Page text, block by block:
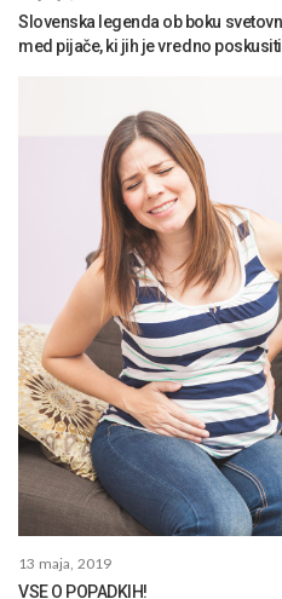
Slovenska legenda ob boku
med pijače, ki jih je vredno poskusiti
13 maja, 2019
VSE O POPADKIH!